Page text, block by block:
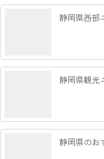
静岡県西部
静岡県観光
静岡県のお